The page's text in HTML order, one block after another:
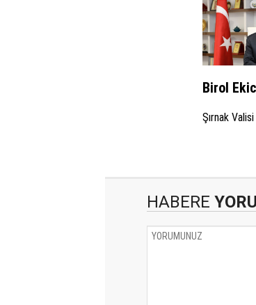
Birol
Şırnak Valisi
HABERE